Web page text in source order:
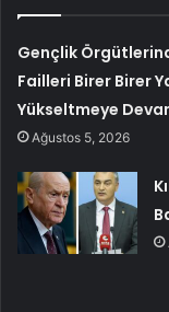
Gençlik
Failleri Birer Birer
Yükseltmeye
Ağustos 5, 2026